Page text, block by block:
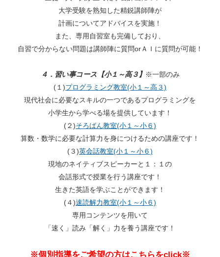
大学受験を熟知した精鋭講師陣が
計画についてアドバイスを実施！
また、専用自習室も完備しており、
自習で分からない問題は講師陣に質問orＡＩに質問が可能！
４．習い事コース【小１～高３】 ※一部のみ
(１)プログラミング教室(小１～高３)
現代社会に必要なスキルの一つであるプログラミングを
小学生から学べる場を提供しています！
(２)そろばん教室(小１～小６)
算数・数学に必要な計算力を身につけるための講座です！
(３)英会話教室(小１～小６)
現地のネイティブスピーカーと１：１の
会話形式で授業を行う講座です！
生きた英語を学ぶことができます！
(４)速読解力教室(小１～小６)
専用コンテンツを用いて
「速く」読み「解く」力を養う講座です！
※個別指導をご希望の方はこちらをclick※